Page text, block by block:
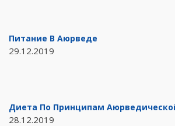
Питание В Аюрведе
29.12.2019
Диета По Принципам
28.12.2019